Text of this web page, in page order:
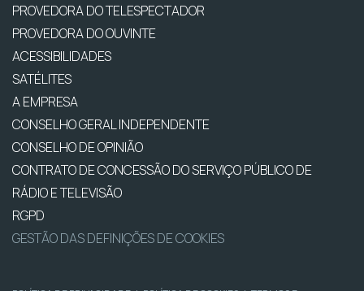
PROVEDORA DO TELESPECTADOR
PROVEDORA DO OUVINTE
ACESSIBILIDADES
SATÉLITES
A EMPRESA
CONSELHO GERAL INDEPENDENTE
CONSELHO DE OPINIÃO
CONTRATO DE CONCESSÃO DO SERVIÇO PÚBLICO DE
RÁDIO E TELEVISÃO
RGPD
GESTÃO DAS DEFINIÇÕES DE COOKIES